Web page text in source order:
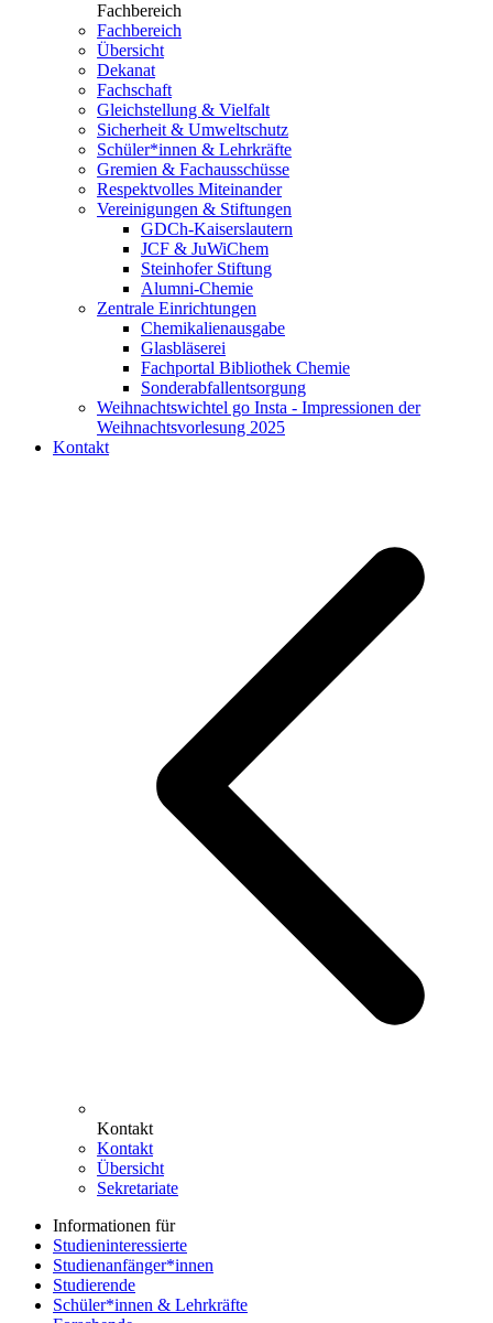
Fachbereich
Fachbereich
Übersicht
Dekanat
Fachschaft
Gleichstellung & Vielfalt
Sicherheit & Umweltschutz
Schüler*innen & Lehrkräfte
Gremien & Fachausschüsse
Respektvolles Miteinander
Vereinigungen & Stiftungen
GDCh-Kaiserslautern
JCF & JuWiChem
Steinhofer Stiftung
Alumni-Chemie
Zentrale Einrichtungen
Chemikalienausgabe
Glasbläserei
Fachportal Bibliothek Chemie
Sonderabfallentsorgung
Weihnachtswichtel go Insta - Impressionen der
Weihnachtsvorlesung 2025
Kontakt
Kontakt
Kontakt
Übersicht
Sekretariate
Informationen für
Studieninteressierte
Studienanfänger*innen
Studierende
Schüler*innen & Lehrkräfte